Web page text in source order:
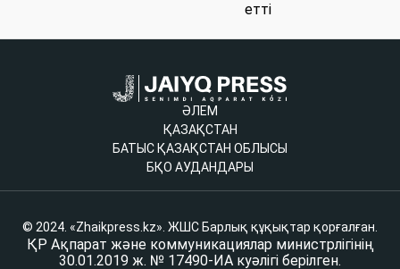
етті
ӘЛЕМ
ҚАЗАҚСТАН
БАТЫС ҚАЗАҚСТАН ОБЛЫСЫ
БҚО АУДАНДАРЫ
© 2024. «Zhaikpress.kz». ЖШС Барлық құқықтар қорғалған.
ҚР Ақпарат және коммуникациялар министрлігінің
30.01.2019 ж. № 17490-ИА куәлігі берілген.